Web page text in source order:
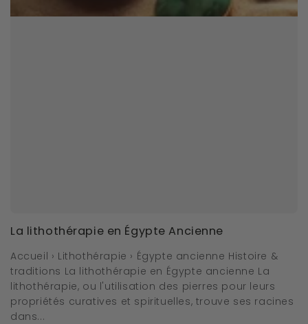
La lithothérapie en Égypte Ancienne
Accueil › Lithothérapie › Égypte ancienne Histoire &
traditions La lithothérapie en Égypte ancienne La
lithothérapie, ou l'utilisation des pierres pour leurs
propriétés curatives et spirituelles, trouve ses racines
dans...